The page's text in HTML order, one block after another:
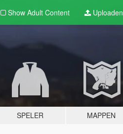
Show Adult Content Uploaden
SPELER MAPPEN